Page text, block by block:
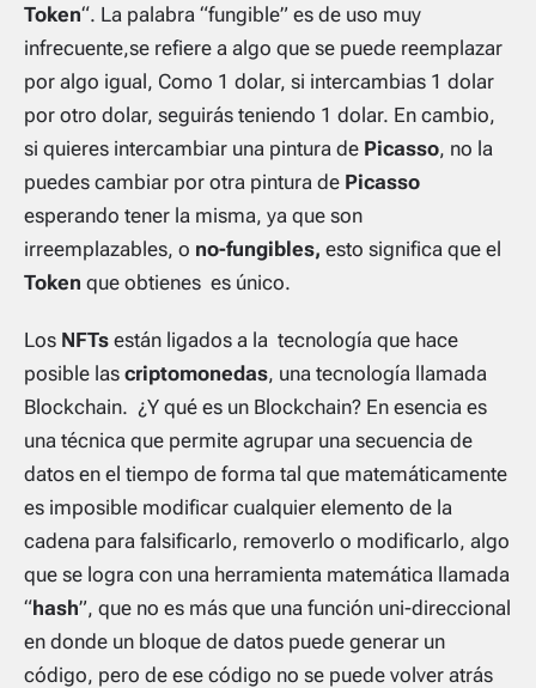
Token“. La palabra “fungible” es de uso muy
infrecuente,se refiere a algo que se puede reemplazar
por algo igual, Como 1 dolar, si intercambias 1 dolar
por otro dolar, seguirás teniendo 1 dolar. En cambio,
si quieres intercambiar una pintura de Picasso, no la
puedes cambiar por otra pintura de Picasso
esperando tener la misma, ya que son
irreemplazables, o no-fungibles, esto significa que el
Token que obtienes es único.
Los NFTs están ligados a la tecnología que hace
posible las criptomonedas, una tecnología llamada
Blockchain. ¿Y qué es un Blockchain? En esencia es
una técnica que permite agrupar una secuencia de
datos en el tiempo de forma tal que matemáticamente
es imposible modificar cualquier elemento de la
cadena para falsificarlo, removerlo o modificarlo, algo
que se logra con una herramienta matemática llamada
“hash”, que no es más que una función uni-direccional
en donde un bloque de datos puede generar un
código, pero de ese código no se puede volver atrás